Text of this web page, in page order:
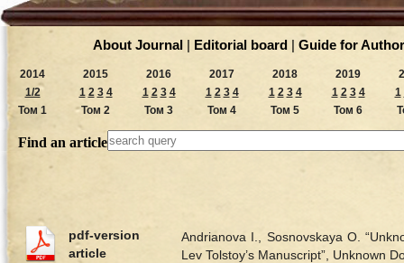
About Journal | Editorial board | Guide for
2014
1/2
Том 1
2015
1 2 3 4
Том 2
2016
1 2 3 4
Том 3
2017
1 2 3 4
Том 4
2018
1 2 3 4
Том 5
2019
1 2 3 4
Том 6
1
Find an article
pdf-version
article
Andrianova I., Sosnovskaya O.
Lev Tolstoy’s Manuscript”,